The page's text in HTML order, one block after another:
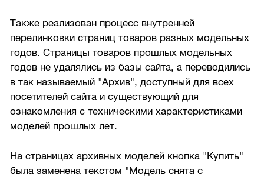
Также реализован процесс внутренней
перелинковки страниц товаров разных модельных
годов. Страницы товаров прошлых модельных
годов не удалялись из базы сайта, а переводились
в так называемый "Архив", доступный для всех
посетителей сайта и существующий для
ознакомления с техническими характеристиками
моделей прошлых лет.
На страницах архивных моделей кнопка "Купить"
была заменена текстом "Модель снята с